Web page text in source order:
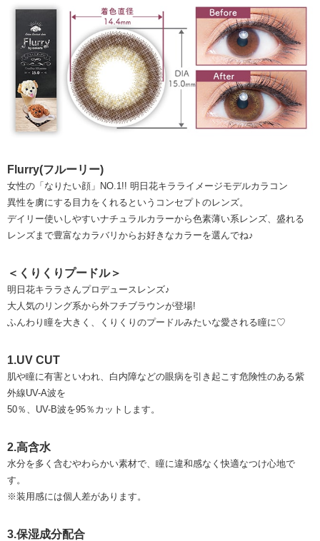
Flurry(フルーリー)
女性の「なりたい顔」NO.1!! 明日花キラライメージモデルカラコン
異性を虜にする目力をくれるというコンセプトのレンズ。
デイリー使いしやすいナチュラルカラーから色素薄い系レンズ、盛れる
レンズまで豊富なカラバリからお好きなカラーを選んでね♪
＜くりくりプードル＞
明日花キララさんプロデュースレンズ♪
大人気のリング系から外フチブラウンが登場!
ふんわり瞳を大きく、くりくりのプードルみたいな愛される瞳に♡
1.UV CUT
肌や瞳に有害といわれ、白内障などの眼病を引き起こす危険性のある紫
外線UV-A波を
50％、UV-B波を95％カットします。
2.高含水
水分を多く含むやわらかい素材で、瞳に違和感なく快適なつけ心地で
す。
※装用感には個人差があります。
3.保湿成分配合